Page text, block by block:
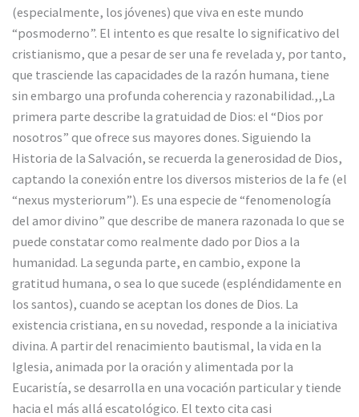
(especialmente, los jóvenes) que viva en este mundo
“posmoderno”. El intento es que resalte lo significativo del
cristianismo, que a pesar de ser una fe revelada y, por tanto,
que trasciende las capacidades de la razón humana, tiene
sin embargo una profunda coherencia y razonabilidad.,,La
primera parte describe la gratuidad de Dios: el “Dios por
nosotros” que ofrece sus mayores dones. Siguiendo la
Historia de la Salvación, se recuerda la generosidad de Dios,
captando la conexión entre los diversos misterios de la fe (el
“nexus mysteriorum”). Es una especie de “fenomenología
del amor divino” que describe de manera razonada lo que se
puede constatar como realmente dado por Dios a la
humanidad. La segunda parte, en cambio, expone la
gratitud humana, o sea lo que sucede (espléndidamente en
los santos), cuando se aceptan los dones de Dios. La
existencia cristiana, en su novedad, responde a la iniciativa
divina. A partir del renacimiento bautismal, la vida en la
Iglesia, animada por la oración y alimentada por la
Eucaristía, se desarrolla en una vocación particular y tiende
hacia el más allá escatológico. El texto cita casi